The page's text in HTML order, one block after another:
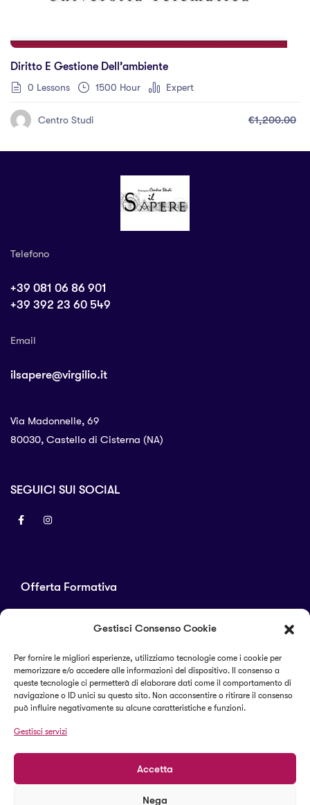
Gestisci Consenso Cookie
Per fornire le migliori esperienze, utilizziamo tecnologie come i cookie per
memorizzare e/o accedere alle informazioni del dispositivo. Il consenso a
queste tecnologie ci permetterà di elaborare dati come il comportamento di
navigazione o ID unici su questo sito. Non acconsentire o ritirare il consenso
può influire negativamente su alcune caratteristiche e funzioni.
Gestisci servizi
Accetta
Nega
Diritto E Gestione Dell’ambiente
0 Lessons 1500 Hour Expert
Centro Studi €1,200.00
Offerta Formativa
Corsi di perfezionamento
Alta formazione
Telefono
+39 081 06 86 901
+39 392 23 60 549
Email
ilsapere@virgilio.it
Via Madonnelle, 69
80030, Castello di Cisterna (NA)
SEGUICI SUI SOCIAL